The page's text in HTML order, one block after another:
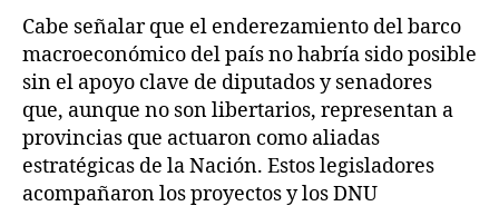
Cabe señalar que el enderezamiento del barco
macroeconómico del país no habría sido posible
sin el apoyo clave de diputados y senadores
que, aunque no son libertarios, representan a
provincias que actuaron como aliadas
estratégicas de la Nación. Estos legisladores
acompañaron los proyectos y los DNU